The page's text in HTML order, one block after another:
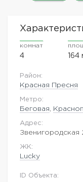
комнат
4 164
Район:
Красная Пресня
Метро:
Беговая
Адрес:
Звенигородская
ЖK:
Lucky
ID Объекта: